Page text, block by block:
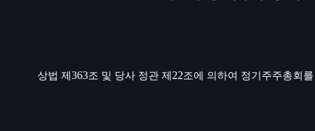
상법 제 363조 및 당사 정관 제 22조에 의하여 정기주주총회